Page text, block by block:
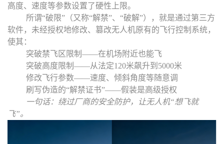
高度、速度等参数设置了硬性上限。
所谓“破限” （又称“解禁”、 “破解”），就是通过第三方
软件，未经授权地修改、篡改无人机原有的飞行控制系统，
使其：
突破禁飞区限制——在机场附近也能飞
突破高度限制——从法定120米飙升到5000米
修改飞行参数——速度、倾斜角度等随意调
刷写伪造的“解禁证书”——假装是高级授权
一句话：绕过厂商的安全防护，让无人机“想飞就
飞”。